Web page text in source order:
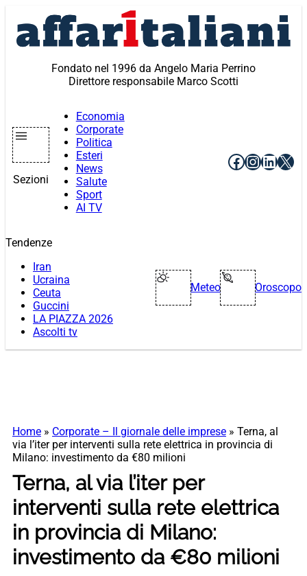
contenuto
Fondato nel 1996 da Angelo Maria Perrino
Direttore responsabile Marco Scotti
Sezioni
Economia
Corporate
Politica
Esteri
News
Salute
Sport
AI TV
Facebook
X
Tendenze
Iran
Ucraina
Ceuta
Guccini
LA PIAZZA 2026
Ascolti tv
Meteo Oroscopo
Home » Corporate – Il giornale delle imprese » Terna, al
via l’iter per interventi sulla rete elettrica in provincia di
Milano: investimento da €80 milioni
Terna, al via l’iter per
interventi sulla rete elettrica
in provincia di Milano:
investimento da €80 milioni